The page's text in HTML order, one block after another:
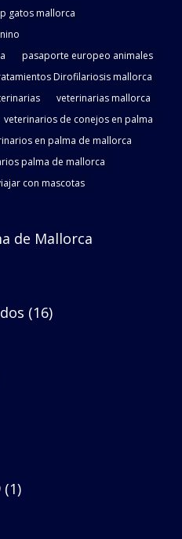
gatos mallorca
pasaporte europeo animales
Dirofilariosis mallorca
veterinarias mallorca
veterinarios de conejos en palma
en palma de mallorca
palma de mallorca
con mascotas
(16)
(1)